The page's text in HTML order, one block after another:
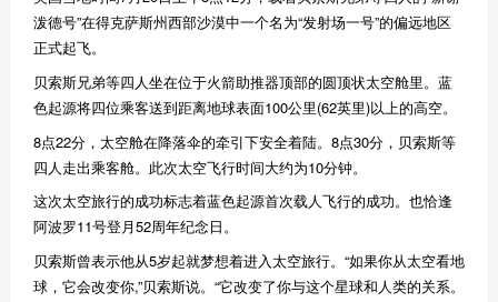
泼德号”在得克萨斯州西部沙漠中一个名为“发射场一号”的偏远地区
正式起飞。
贝索斯兄弟等四人坐在位于火箭助推器顶部的圆顶状太空舱里。蓝
色起源将四位乘客送到距离地球表面100公里(62英里)以上的高空。
8点22分，太空舱在降落伞的牵引下安全着陆。8点30分，贝索斯等
四人走出乘客舱。此次太空飞行时间大约为10分钟。
这次太空旅行的成功标志着蓝色起源首次载人飞行的成功。也恰逢
阿波罗11号登月52周年纪念日。
贝索斯曾表示他从5岁起就梦想着进入太空旅行。“如果你从太空看地
球，它会改变你,”贝索斯说。“它改变了你与这个星球和人类的关系。